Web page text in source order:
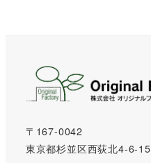
〒167-0042
東京都杉並区西荻北4-6-15